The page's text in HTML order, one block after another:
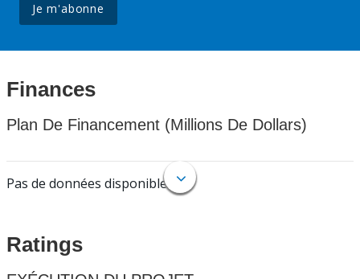
Je m'abonne
Finances
Plan De Financement (Millions De Dollars)
Pas de données disponibles.
Ratings